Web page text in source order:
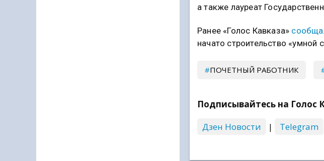
а также лауреат
Ранее «Голос Кавказа»
начато строительство «умной
ПОЧЕТНЫЙ РАБОТНИК
Подписывайтесь на Голос
Дзен Новости
| Telegram